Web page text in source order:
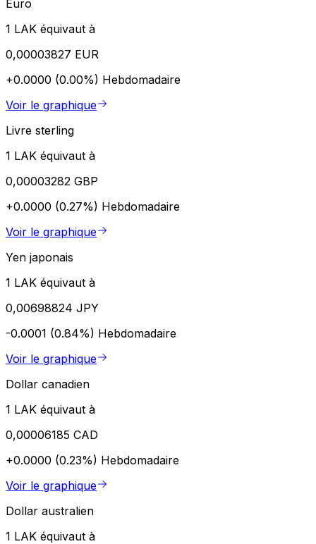
Euro
1 LAK équivaut à
0,00003827 EUR
+0.0000 (0.00%) Hebdomadaire
Voir le graphique
Livre sterling
1 LAK équivaut à
0,00003282 GBP
+0.0000 (0.27%) Hebdomadaire
Voir le graphique
Yen japonais
1 LAK équivaut à
0,00698824 JPY
-0.0001 (0.84%) Hebdomadaire
Voir le graphique
Dollar canadien
1 LAK équivaut à
0,00006185 CAD
+0.0000 (0.23%) Hebdomadaire
Voir le graphique
Dollar australien
1 LAK équivaut à